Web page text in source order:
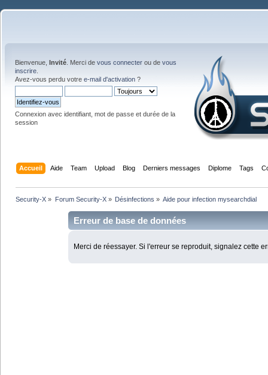
Bienvenue, Invité . Merci de vous connecter ou de vous
inscrire
Avez-vous perdu votre e-mail d'activation ?
Connexion avec identifiant, mot de passe et durée de la
session
Accueil Aide Team Upload Blog Derniers messages Diplome Tags
Security-X » Forum Security-X» Désinfections » Aide pour infection mysearchdial
Erreur de base de données
Merci de réessayer. Si l'erreur se reproduit, signalez cette